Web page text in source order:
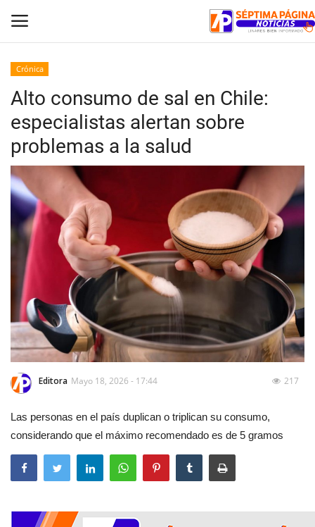
Inicio
Crónica
Policial
Tribunales
Deporte
Política
Espectáculos
Crónica
Alto consumo de sal en Chile:
especialistas alertan sobre
problemas a la salud
Editora Mayo 18, 2026 - 17:44 217
Las personas en el país duplican o triplican su consumo,
considerando que el máximo recomendado es de 5 gramos